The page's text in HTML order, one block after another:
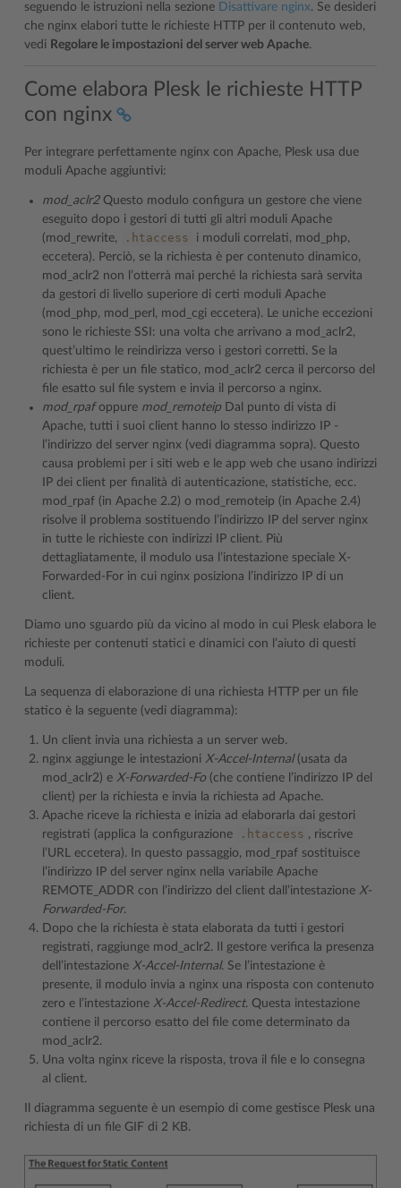
seguendo le istruzioni nella sezione Disattivare nginx. Se desideri
che nginx elabori tutte le richieste HTTP per il contenuto web,
vedi Regolare le impostazioni del server web Apache.
Come elabora Plesk le richieste HTTP
con nginx
Per integrare perfettamente nginx con Apache, Plesk usa due
moduli Apache aggiuntivi:
mod_aclr2Questo modulo configura un gestore che viene
eseguito dopo i gestori di tutti gli altri moduli Apache
(mod_rewrite,
.htaccess
i moduli correlati, mod_php,
eccetera). Perciò, se la richiesta è per contenuto dinamico,
mod_aclr2 non l’otterrà mai perché la richiesta sarà servita
da gestori di livello superiore di certi moduli Apache
(mod_php, mod_perl, mod_cgi eccetera). Le uniche eccezioni
sono le richieste SSI: una volta che arrivano a mod_aclr2,
quest’ultimo le reindirizza verso i gestori corretti. Se la
richiesta è per un file statico, mod_aclr2 cerca il percorso del
file esatto sul file system e invia il percorso a nginx.
mod_rpafoppure mod_remoteip Dal punto di vista di
Apache, tutti i suoi client hanno lo stesso indirizzo IP -
l’indirizzo del server nginx (vedi diagramma sopra). Questo
causa problemi per i siti web e le app web che usano indirizzi
IP dei client per finalità di autenticazione, statistiche, ecc.
mod_rpaf (in Apache 2.2) o mod_remoteip (in Apache 2.4)
risolve il problema sostituendo l’indirizzo IP del server nginx
in tutte le richieste con indirizzi IP client. Più
dettagliatamente, il modulo usa l’intestazione speciale X-
Forwarded-For in cui nginx posiziona l’indirizzo IP di un
client.
Diamo uno sguardo più da vicino al modo in cui Plesk elabora le
richieste per contenuti statici e dinamici con l’aiuto di questi
moduli.
La sequenza di elaborazione di una richiesta HTTP per un file
statico è la seguente (vedi diagramma):
Un client invia una richiesta a un server web.
nginx aggiunge le intestazioni X-Accel-Internal(usata da
mod_aclr2) e X-Forwarded-Fo(che contiene l’indirizzo IP del
client) per la richiesta e invia la richiesta ad Apache.
Apache riceve la richiesta e inizia ad elaborarla dai gestori
registrati (applica la configurazione
.htaccess , riscrive
l’URL eccetera). In questo passaggio, mod_rpaf sostituisce
l’indirizzo IP del server nginx nella variabile Apache
REMOTE_ADDR con l’indirizzo del client dall’intestazione X-
Forwarded-For.
Dopo che la richiesta è stata elaborata da tutti i gestori
registrati, raggiunge mod_aclr2. Il gestore verifica la presenza
dell’intestazione X-Accel-Internal. Se l’intestazione è
presente, il modulo invia a nginx una risposta con contenuto
zero e l’intestazione X-Accel-Redirect. Questa intestazione
contiene il percorso esatto del file come determinato da
mod_aclr2.
Una volta nginx riceve la risposta, trova il file e lo consegna
al client.
Il diagramma seguente è un esempio di come gestisce Plesk una
richiesta di un file GIF di 2 KB.